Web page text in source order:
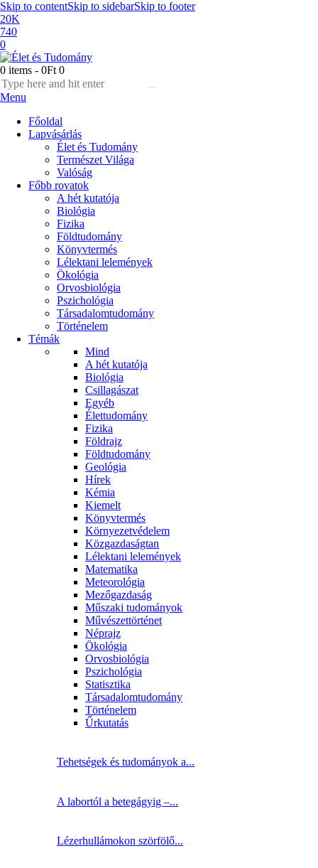
Skip to contentSkip to sidebarSkip to footer
20K
740
0
0 items - 0Ft 0
Menu
Főoldal
Lapvásárlás
Élet és Tudomány
Természet Világa
Valóság
Főbb rovatok
A hét kutatója
Biológia
Fizika
Földtudomány
Könyvtermés
Lélektani lelemények
Ökológia
Orvosbiológia
Pszichológia
Társadalomtudomány
Történelem
Témák
Mind
A hét kutatója
Biológia
Csillagászat
Egyéb
Élettudomány
Fizika
Földrajz
Földtudomány
Geológia
Hírek
Kémia
Kiemelt
Könyvtermés
Környezetvédelem
Közgazdaságtan
Lélektani lelemények
Matematika
Meteorológia
Mezőgazdaság
Műszaki tudományok
Művészettörténet
Néprajz
Ökológia
Orvosbiológia
Pszichológia
Statisztika
Társadalomtudomány
Történelem
Űrkutatás
Tehetségek és tudományok a...
A labortól a betegágyig –...
Lézerhullámokon szörfölő...